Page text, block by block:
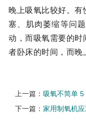
晚上吸氧比较好。
塞、肌肉萎缩等问
动，而吸氧需要的时
者卧床的时间，而晚
上一篇： 吸氧不简单
下一篇： 家用制氧机